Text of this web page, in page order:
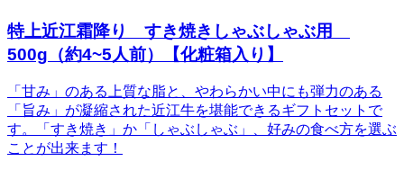
特上近江霜降り すき焼きしゃぶしゃぶ用
500g（約4~5人前）【化粧箱入り】
「甘み」のある上質な脂と、やわらかい中にも弾力のある
「旨み」が凝縮された近江牛を堪能できるギフトセットで
す。「すき焼き」か「しゃぶしゃぶ」、好みの食べ方を選ぶ
ことが出来ます！